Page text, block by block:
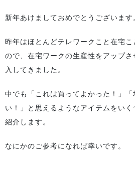
新年あけましておめでとうございます
昨年はほとんどテレワークこと在宅
ので、在宅ワークの生産性をアップ
入してきました。
中でも「これは買ってよかった！」
い！」と思えるようなアイテムをい
紹介します。
なにかのご参考になれば幸いです。